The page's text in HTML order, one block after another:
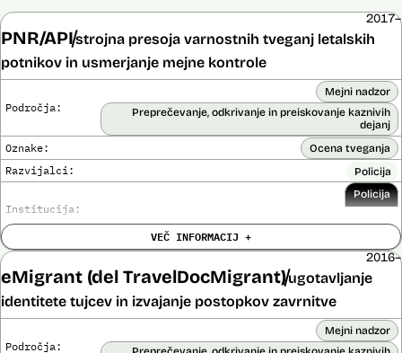
PNR/APIstrojna presoja varnostnih tveganj letalskih
potnikov in usmerjanje mejne kontrole
2017–
Področja:
Mejni nadzor
Preprečevanje, odkrivanje in preiskovanje kaznivih
dejanj
Oznake: Ocena tveganja
Razvijalci: Policija
Institucija:
Policija
Cena: Neznana ?
opravljena:
Analiza učinka na osebne podatke opravljena:
Sistem avtomatizirano zbira, obdeluje, presoja varnostna tveganja ter
VEČ INFORMACIJ +
eMigrant (del TravelDocMigrant)ugotavljanje
identitete tujcev in izvajanje postopkov zavrnitve
2016–
Področja:
Mejni nadzor